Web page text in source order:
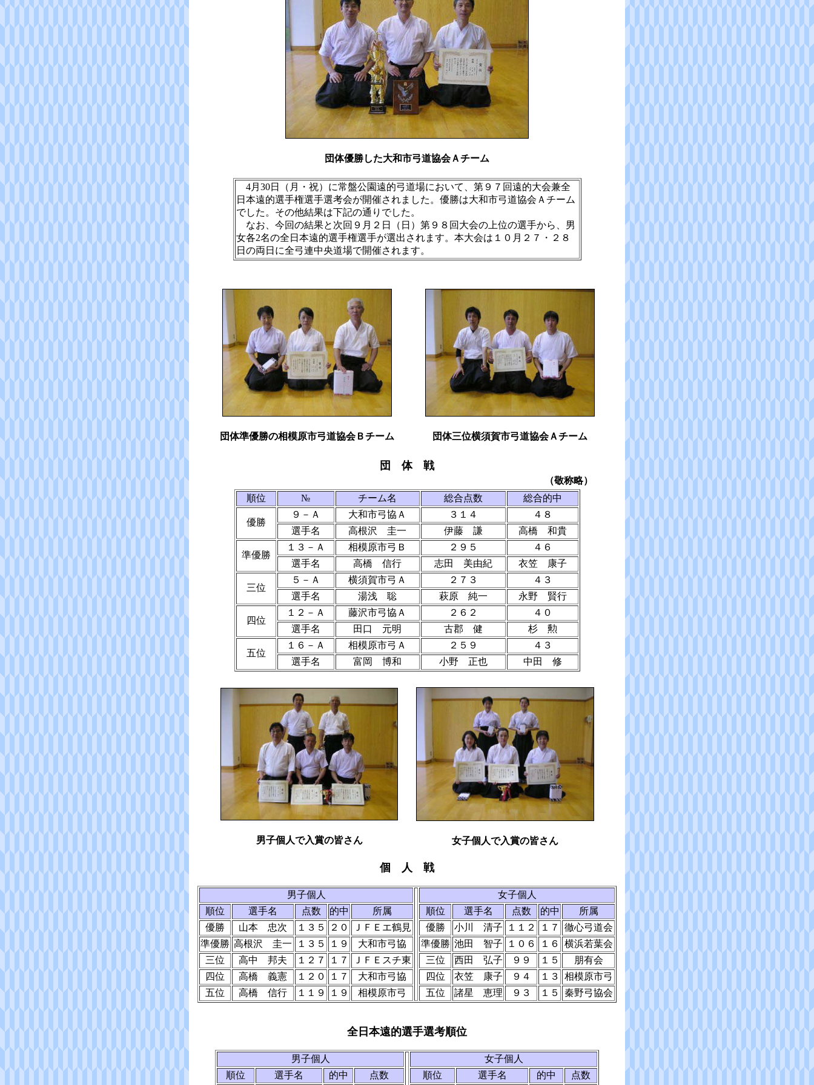
団体優勝した大和市弓道協会Ａチーム
4月30日（月・祝）に常盤公園遠的弓道場において、第９７回遠的大会兼全
日本遠的選手権選手選考会が開催されました。優勝は大和市弓道協会Ａチーム
でした。その他結果は下記の通りでした。
なお、今回の結果と次回９月２日（日）第９８回大会の上位の選手から、男
女各2名の全日本遠的選手権選手が選出されます。本大会は１０月２７・２８
日の両日に全弓連中央道場で開催されます。
団体準優勝の相模原市弓道協会Ｂチーム 団体三位横須賀市弓道協会Ａチーム
団 体 戦
（敬称略）
順位
№ チーム名 総合点数 総合的中
優勝
９－Ａ 大和市弓協Ａ ３１４
４８
選手名
高根沢 圭一 伊藤 謙 高橋 和貴
準優勝
１３－Ａ 相模原市弓Ｂ ２９５
４６
選手名
高橋 信行 志田 美由紀 衣笠 康子
三位
５－Ａ 横須賀市弓Ａ ２７３
４３
選手名
湯浅 聡 萩原 純一 永野 賢行
四位
１２－Ａ 藤沢市弓協Ａ ２６２
４０
選手名
田口 元明 古郡 健 杉 勲
五位
１６－Ａ 相模原市弓Ａ ２５９
４３
選手名
富岡 博和 小野 正也 中田 修
男子個人で入賞の皆さん 女子個人で入賞の皆さん
個 人 戦
男子個人
女子個人
順位
選手名 点数 的中 所属 順位 選手名 点数 的中
所属
優勝
山本 忠次 １３５ ２０ ＪＦＥエ鶴見 優勝 小川 清子 １１２ １７
徹心弓道会
準優勝 高根沢 圭一 １３５ １９ 大和市弓協 準優勝 池田 智子 １０６ １６
横浜若葉会
三位
高中 邦夫 １２７ １７ ＪＦＥスチ東 三位 西田 弘子 ９９ １５
朋有会
四位
高橋 義憲 １２０ １７ 大和市弓協 四位 衣笠 康子 ９４ １３
相模原市弓
五位
高橋 信行 １１９ １９ 相模原市弓 五位 諸星 恵理 ９３ １５ 秦野弓協会
全日本遠的選手選考順位
男子個人
女子個人
順位
選手名 的中 点数 順位 選手名 的中 点数